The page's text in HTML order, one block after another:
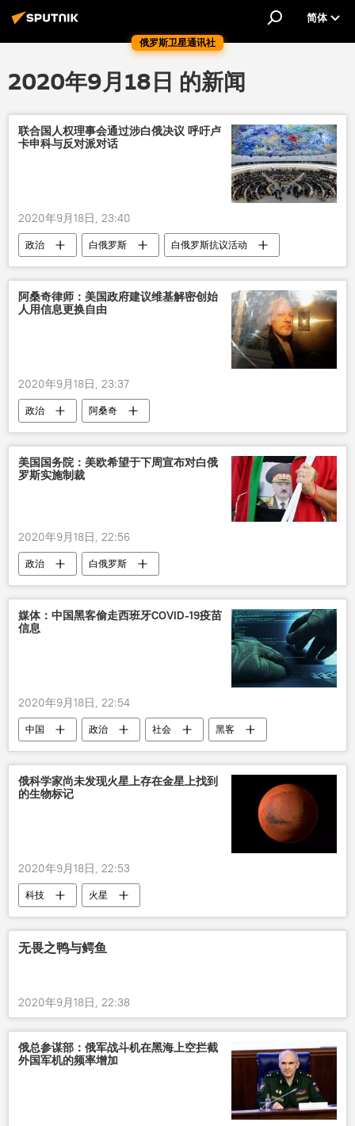
俄罗斯卫星通讯社
简体
2020年9月18日 的新闻
联合国人权理事会通过涉白俄决议 呼吁卢
卡申科与反对派对话
2020年9月18日, 23:40
政治 白俄罗斯 白俄罗斯抗议活动
阿桑奇律师：美国政府建议维基解密创始
人用信息更换自由
2020年9月18日, 23:37
政治 阿桑奇
美国国务院：美欧希望于下周宣布对白俄
罗斯实施制裁
2020年9月18日, 22:56
政治 白俄罗斯
媒体：中国黑客偷走西班牙COVID-19疫苗
信息
2020年9月18日, 22:54
中国 政治 社会
黑客
西班牙
俄科学家尚未发现火星上存在金星上找到
的生物标记
2020年9月18日, 22:53
科技 火星
无畏之鸭与鳄鱼
2020年9月18日, 22:38
俄总参谋部：俄军战斗机在黑海上空拦截
外国军机的频率增加